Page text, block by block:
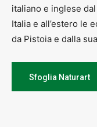
italiano e inglese
Italia e all’estero le
da Pistoia e dalla
Sfoglia Naturart